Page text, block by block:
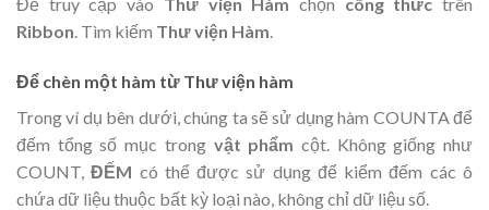
Ribbon. Tìm kiếm Thư viện Hàm.
Để chèn một hàm từ Thư viện hàm
Trong ví dụ bên dưới, chúng ta sẽ sử dụng hàm COUNTA để
đếm tổng số mục trong vật phẩm cột. Không giống như
COUNT,ĐẾM có thể được sử dụng để kiểm đếm các ô
chứa dữ liệu thuộc bất kỳ loại nào, không chỉ dữ liệu số